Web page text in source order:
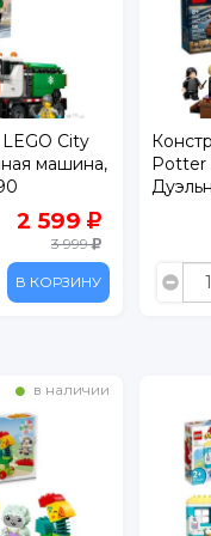
LEGO Harry
Хогвартс:
клуб 76441
3 299
В КОРЗИНУ